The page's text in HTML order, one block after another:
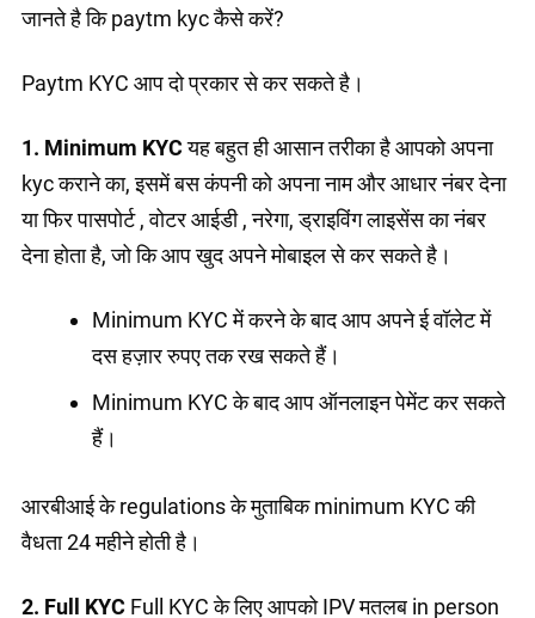
जानते है कि paytm kyc कैसे करें?
Paytm KYC आप दो प्रकार से कर सकते है।
1. Minimum KYCयह बहुत ही आसान तरीका है आपको अपना
kyc कराने का, इसमें बस कंपनी को अपना नाम और आधार नंबर देना
या फिर पासपोर्ट , वोटर आईडी , नरेगा, ड्राइविंग लाइसेंस का नंबर
देना होता है, जो कि आप खुद अपने मोबाइल से कर सकते है।
Minimum KYC में करने के बाद आप अपने ई वॉलेट में
दस हज़ार रुपए तक रख सकते हैं।
Minimum KYC के बाद आप ऑनलाइन पेमेंट कर सकते
हैं।
आरबीआई के regulations के मुताबिक minimum KYC की
वैधता 24 महीने होती है।
2. Full KYC Full KYC के लिए आपको IPV मतलब in person